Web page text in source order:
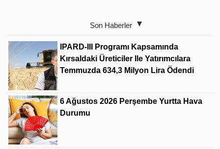
Son Haberler
IPARD-III Programı Kapsamında
Kırsaldaki Üreticiler Ile Yatırımcılara
Temmuzda 634,3 Milyon Lira Ödendi
6 Ağustos 2026 Perşembe Yurtta Hava
Durumu